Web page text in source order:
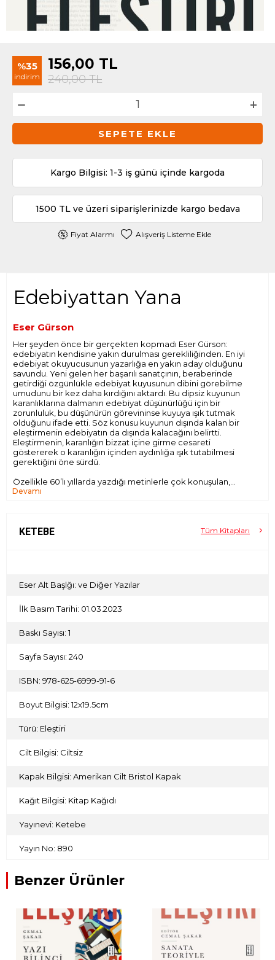
%35
indirim
156,00 TL
240,00TL
SEPETE EKLE
Kargo Bilgisi: 1-3 iş günü içinde kargoda
1500 TL ve üzeri siparişlerinizde kargo bedava
Fiyat Alarmı Alışveriş Listeme Ekle
Edebiyattan Yana
Eser Gürson
Her şeyden önce bir gerçekten kopmadı Eser Gürson:
edebiyatın kendisine yakın durulması gerekliliğinden. En iyi
edebiyat okuyucusunun yazarlığa en yakın aday olduğunu
savundu. Yeni gelen her başarılı sanatçının, beraberinde
getirdiği özgünlükle edebiyat kuyusunun dibini görebilme
umudunu bir kez daha kırdığını aktardı. Bu dipsiz kuyunun
karanlıklarına dalmanın edebiyat düşünürlüğü için bir
zorunluluk, bu düşünürün görevininse kuyuya ışık tutmak
olduğunu ifade etti. Söz konusu kuyunun dışında kalan bir
eleştirmenin edebiyatın da dışında kalacağını belirtti.
Eleştirmenin, karanlığın bizzat içine girme cesareti
göstererek o karanlığın içinden aydınlığa ışık tutabilmesi
gerektiğini öne sürdü.
Özellikle 60’lı yıllarda yazdığı metinlerle çok konuşulan,
uzun bir aradan sonra özünden hiçbir şey kaybetmeden
Edebiyattan Yana ve Diğer Yazılar’da okuyucusuyla
Devamı
KETEBE Tüm Kitapları
Eser Alt Başlğı: ve Diğer Yazılar
İlk Basım Tarihi: 01.03.2023
Baskı Sayısı: 1
Sayfa Sayısı: 240
ISBN: 978-625-6999-91-6
Boyut Bilgisi: 12x19.5cm
Türü: Eleştiri
Cilt Bilgisi: Ciltsiz
Kapak Bilgisi: Amerikan Cilt Bristol Kapak
Kağıt Bilgisi: Kitap Kağıdı
Yayınevi: Ketebe
Yayın No: 890
Benzer Ürünler